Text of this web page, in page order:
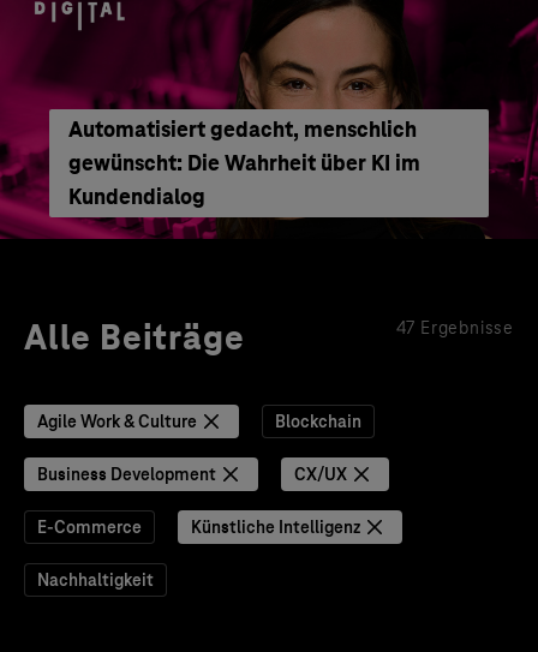
Automatisiert gedacht, menschlich
gewünscht: Die Wahrheit über KI im
Kundendialog
Alle Beiträge 47 Ergebnisse
Agile Work & Culture Blockchain
Business Development CX/UX
E-Commerce Künstliche Intelligenz
Nachhaltigkeit